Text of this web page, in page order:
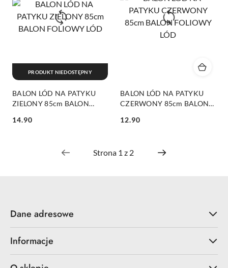
BALON LÓD NA PATYKU
ZIELONY 85cm BALON
Cena:
14.90
PRODUKT NIEDOSTĘPNY
BALON LÓD NA PATYKU
CZERWONY 85cm BALON
Cena:
12.90
Dane adresowe
Informacje